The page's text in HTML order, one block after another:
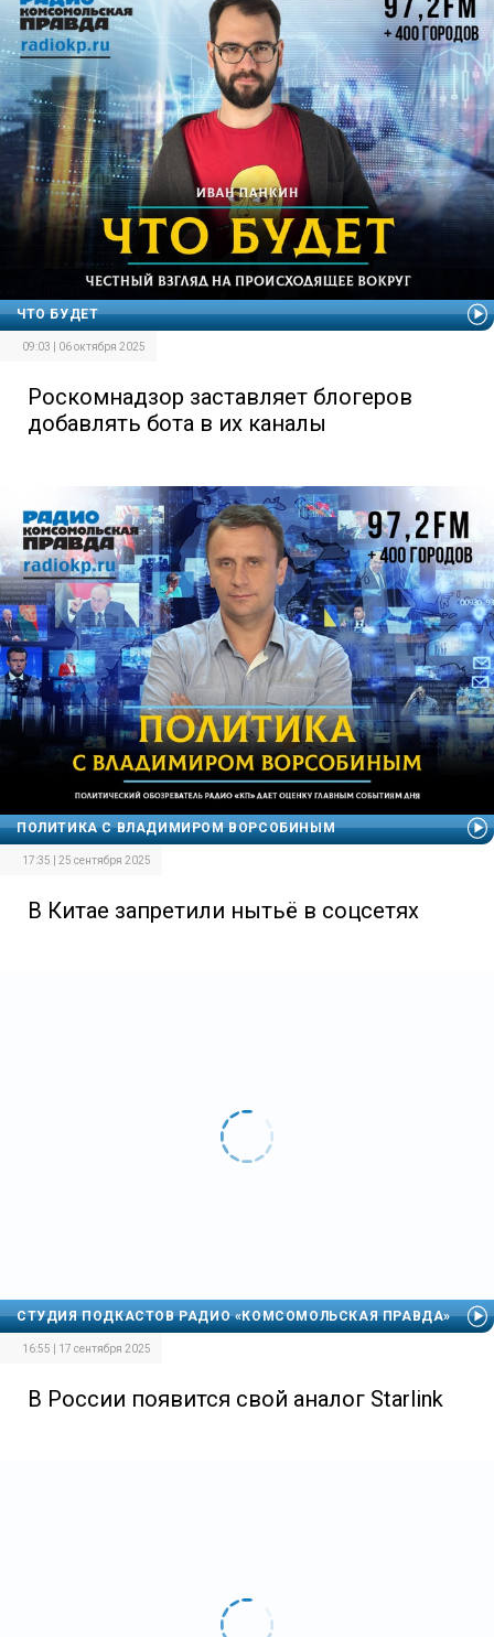
ЧТО БУДЕТ
09:03 | 06 октября 2025
Роскомнадзор заставляет блогеров
добавлять бота в их каналы
ПОЛИТИКА С ВЛАДИМИРОМ ВОРСОБИНЫМ
17:35 | 25 сентября 2025
В Китае запретили нытьё в соцсетях
СТУДИЯ ПОДКАСТОВ РАДИО «КОМСОМОЛЬСКАЯ ПРАВДА»
16:55 | 17 сентября 2025
В России появится свой аналог Starlink